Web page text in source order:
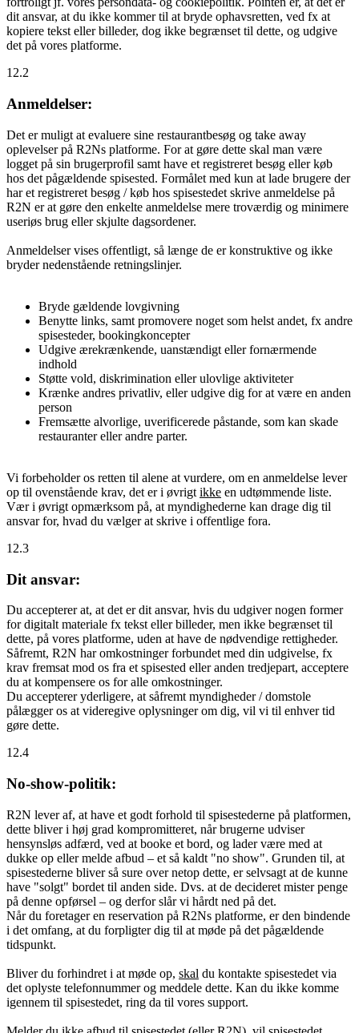
dit ansvar, at du ikke kommer til at bryde ophavsretten, ved fx at
kopiere tekst eller billeder, dog ikke begrænset til dette, og udgive
det på vores platforme.
12.2
Anmeldelser:
Det er muligt at evaluere sine restaurantbesøg og take away
oplevelser på R2Ns platforme. For at gøre dette skal man være
logget på sin brugerprofil samt have et registreret besøg eller køb
hos det pågældende spisested. Formålet med kun at lade brugere der
har et registreret besøg / køb hos spisestedet skrive anmeldelse på
R2N er at gøre den enkelte anmeldelse mere troværdig og minimere
useriøs brug eller skjulte dagsordener.
Anmeldelser vises offentligt, så længe de er konstruktive og ikke
bryder nedenstående retningslinjer.
Bryde gældende lovgivning
Benytte links, samt promovere noget som helst andet, fx andre
spisesteder, bookingkoncepter
Udgive ærekrænkende, uanstændigt eller fornærmende
indhold
Støtte vold, diskrimination eller ulovlige aktiviteter
Krænke andres privatliv, eller udgive dig for at være en anden
person
Fremsætte alvorlige, uverificerede påstande, som kan skade
restauranter eller andre parter.
Vi forbeholder os retten til alene at vurdere, om en anmeldelse lever
op til ovenstående krav, det er i øvrigt ikke en udtømmende liste.
Vær i øvrigt opmærksom på, at myndighederne kan drage dig til
ansvar for, hvad du vælger at skrive i offentlige fora.
12.3
Dit ansvar:
Du accepterer at, at det er dit ansvar, hvis du udgiver nogen former
for digitalt materiale fx tekst eller billeder, men ikke begrænset til
dette, på vores platforme, uden at have de nødvendige rettigheder.
Såfremt, R2N har omkostninger forbundet med din udgivelse, fx
krav fremsat mod os fra et spisested eller anden tredjepart, acceptere
du at kompensere os for alle omkostninger.
Du accepterer yderligere, at såfremt myndigheder / domstole
pålægger os at videregive oplysninger om dig, vil vi til enhver tid
gøre dette.
12.4
No-show-politik:
R2N lever af, at have et godt forhold til spisestederne på platformen,
dette bliver i høj grad kompromitteret, når brugerne udviser
hensynsløs adfærd, ved at booke et bord, og lader være med at
dukke op eller melde afbud – et så kaldt "no show". Grunden til, at
spisestederne bliver så sure over netop dette, er selvsagt at de kunne
have "solgt" bordet til anden side. Dvs. at de decideret mister penge
på denne opførsel – og derfor slår vi hårdt ned på det.
Når du foretager en reservation på R2Ns platforme, er den bindende
i det omfang, at du forpligter dig til at møde på det pågældende
tidspunkt.
Bliver du forhindret i at møde op, skal du kontakte spisestedet via
det oplyste telefonnummer og meddele dette. Kan du ikke komme
igennem til spisestedet, ring da til vores support.